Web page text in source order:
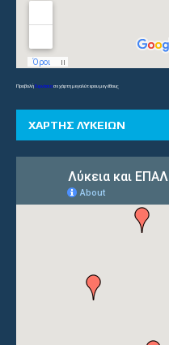
ΠροβολήΓυμνάσιασε χάρτη μεγαλύτερου μεγέθους
ΧΑΡΤΗΣ ΛΥΚΕΙΩΝ